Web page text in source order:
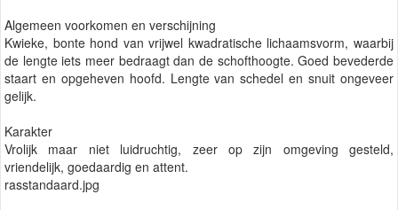
Algemeen voorkomen en verschijning
Kwieke, bonte hond van vrijwel kwadratische lichaamsvorm, waarbij
de lengte iets meer bedraagt dan de schofthoogte. Goed bevederde
staart en opgeheven hoofd. Lengte van schedel en snuit ongeveer
gelijk.
Karakter
Vrolijk maar niet luidruchtig, zeer op zijn omgeving gesteld,
vriendelijk, goedaardig en attent.
rasstandaard.jpg